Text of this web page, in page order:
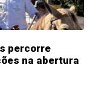
percorre
na abertura